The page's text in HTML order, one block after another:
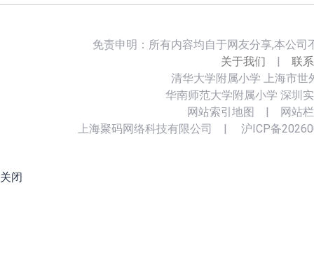
免责申明：所有内容均自于网友分享,本公
关于我们
联
清华大学附属小学 上海市世
华南师范大学附属小学 深圳
网站索引地图
网站
上海聚码网络科技有限公司
沪ICP备
关闭